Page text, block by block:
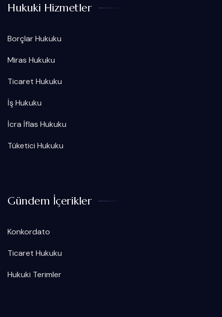
Hukuki Hizmetler
Borçlar Hukuku
Miras Hukuku
Ticaret Hukuku
İş Hukuku
İcra İflas Hukuku
Tüketici Hukuku
Gündem İçerikler
Konkordato
Ticaret Hukuku
Hukuki Terimler